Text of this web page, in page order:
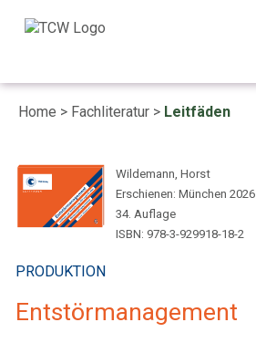
Home > Fachliteratur > Leitfäden
Wildemann, Horst
Erschienen: München 2026
34. Auflage
ISBN: 978-3-929918-18-2
PRODUKTION
Entstörmanagement